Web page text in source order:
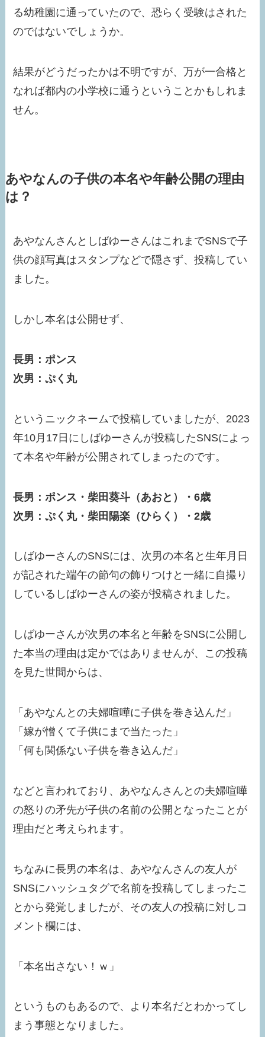
る幼稚園に通っていたので、恐らく受験はされた
のではないでしょうか。
結果がどうだったかは不明ですが、万が一合格と
なれば都内の小学校に通うということかもしれま
せん。
あやなんの子供の本名や年齢公開の理由
は？
あやなんさんとしばゆーさんはこれまでSNSで子
供の顔写真はスタンプなどで隠さず、投稿してい
ました。
しかし本名は公開せず、
長男：ポンス
次男：ぷく丸
というニックネームで投稿していましたが、2023
年10月17日にしばゆーさんが投稿したSNSによっ
て本名や年齢が公開されてしまったのです。
長男：ポンス・ 柴田葵斗（あおと）・6歳
次男：ぷく丸・ 柴田陽楽（ひらく）・2歳
しばゆーさんのSNSには、次男の本名と生年月日
が記された端午の節句の飾りつけと一緒に自撮り
しているしばゆーさんの姿が投稿されました。
しばゆーさんが次男の本名と年齢をSNSに公開し
た本当の理由は定かではありませんが、この投稿
を見た世間からは、
「あやなんとの夫婦喧嘩に子供を巻き込んだ」
「嫁が憎くて子供にまで当たった」
「何も関係ない子供を巻き込んだ」
などと言われており、あやなんさんとの夫婦喧嘩
の怒りの矛先が子供の名前の公開となったことが
理由だと考えられます。
ちなみに長男の本名は、あやなんさんの友人が
SNSにハッシュタグで名前を投稿してしまったこ
とから発覚しましたが、その友人の投稿に対しコ
メント欄には、
「本名出さない！ｗ」
というものもあるので、より本名だとわかってし
まう事態となりました。